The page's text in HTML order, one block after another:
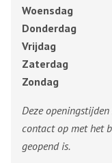
Woensdag
Donderdag
Vrijdag
Zaterdag
Zondag
Deze
contact op met het
geopend is.